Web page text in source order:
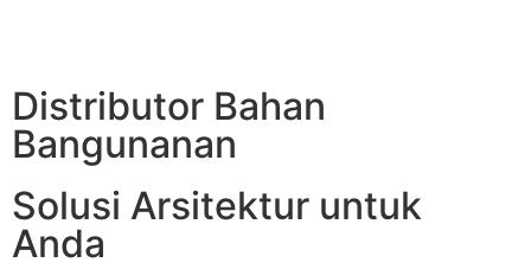
Distributor Bahan
Bangunanan
Solusi Arsitektur untuk
Anda